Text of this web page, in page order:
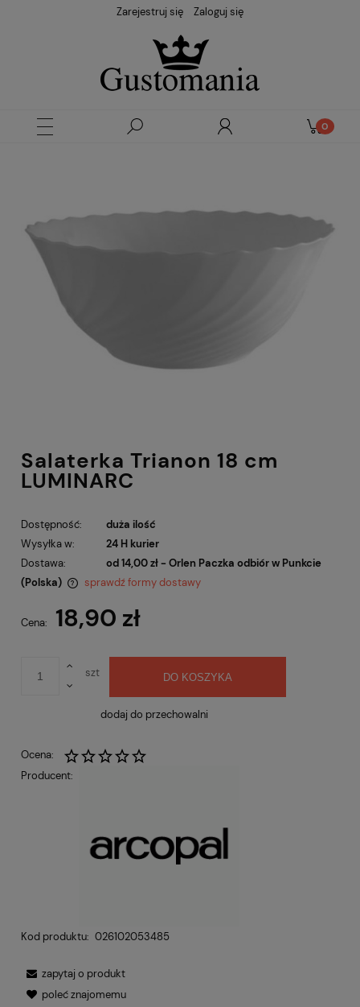
Zarejestruj się Zaloguj się
Salaterka Trianon 18 cm
LUMINARC
Dostępność:
duża ilość
Wysyłka w:
24 H kurier
Dostawa:
od 14,00 zł - Orlen Paczka odbiór w Punkcie
(Polska)
sprawdź formy dostawy
Cena: 18,90 zł
szt DO KOSZYKA
dodaj do przechowalni
Ocena:
Producent:
Kod produktu: 026102053485
zapytaj o produkt
poleć znajomemu